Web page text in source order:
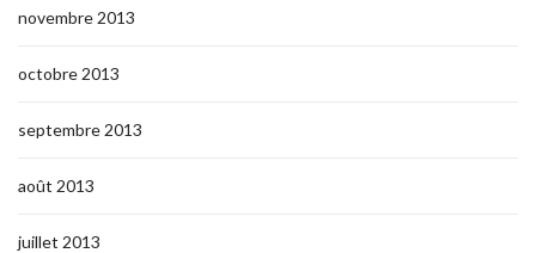
novembre 2013
octobre 2013
septembre 2013
août 2013
juillet 2013